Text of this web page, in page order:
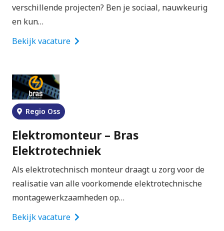
verschillende projecten? Ben je sociaal, nauwkeurig
en kun…
Bekijk vacature
Regio Oss
Elektromonteur – Bras
Elektrotechniek
Als elektrotechnisch monteur draagt u zorg voor de
realisatie van alle voorkomende elektrotechnische
montagewerkzaamheden op…
Bekijk vacature